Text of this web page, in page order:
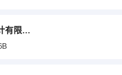
厦门潘琪形象设计有限公司